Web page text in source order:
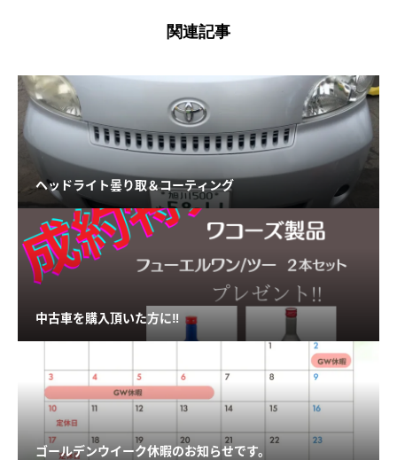
関連記事
ヘッドライト曇り取＆コーティング
中古車を購入頂いた方に‼️
ゴールデンウイーク休暇のお知らせです。